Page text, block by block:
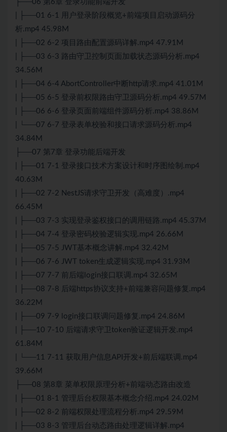
├──06 第6章 登录功能前端开发
| ├──01 6-1 用户登录阶段概览+前端项目启动源码分
析.mp4 45.98M
| ├──02 6-2 项目路由配置源码详解.mp4 47.91M
| ├──03 6-3 路由守卫控制页面加载状态源码分析.mp4
34.56M
| ├──04 6-4 AbortController中断http请求.mp4 41.01M
| ├──05 6-5 登录前权限路由守卫源码分析.mp4 49.57M
| ├──06 6-6 登录页面前端组件源码分析.mp4 38.86M
| └──07 6-7 登录表单校验和接口请求源码分析.mp4
34.84M
├──07 第7章 登录功能后端开发
| ├──01 7-1 登录接口技术方案设计和时序图绘制.mp4
40.63M
| ├──02 7-2 NestJS请求守卫开发（高难度）.mp4
66.45M
| ├──03 7-3 实现登录鉴权接口的调用链路.mp4 45.37M
| ├──04 7-4 登录密码校验逻辑实现.mp4 26.66M
| ├──05 7-5 JWT基本概念讲解.mp4 32.42M
| ├──06 7-6 JWT token生成逻辑实现.mp4 31.93M
| ├──07 7-7 前后端login接口联调.mp4 32.65M
| ├──08 7-8 后端https协议支持+前端兼容问题修复.mp4
36.22M
| ├──09 7-9 login接口联调问题修复.mp4 24.86M
| ├──10 7-10 后端请求守卫token验证逻辑开发.mp4
61.84M
| └──11 7-11 获取用户信息API开发+前后端联调.mp4
39.66M
├──08 第8章 菜单权限原理分析+前端动态路由改造
| ├──01 8-1 管理后台权限基本概念介绍.mp4 24.02M
| ├──02 8-2 前端权限处理流程分析.mp4 29.59M
| ├──03 8-3 管理后台动态路由处理逻辑详解.mp4